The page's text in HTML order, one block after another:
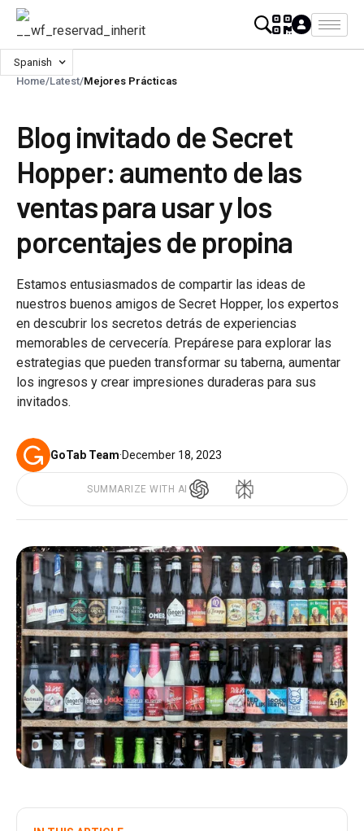
Spanish
Home/Latest/Mejores Prácticas
Blog invitado de Secret
Hopper: aumento de las
ventas para usar y los
porcentajes de propina
Estamos entusiasmados de compartir las ideas de
nuestros buenos amigos de Secret Hopper, los expertos
en descubrir los secretos detrás de experiencias
memorables de cervecería. Prepárese para explorar las
estrategias que pueden transformar su taberna, aumentar
los ingresos y crear impresiones duraderas para sus
invitados.
GoTab Team·December 18, 2023
SUMMARIZE WITH AI